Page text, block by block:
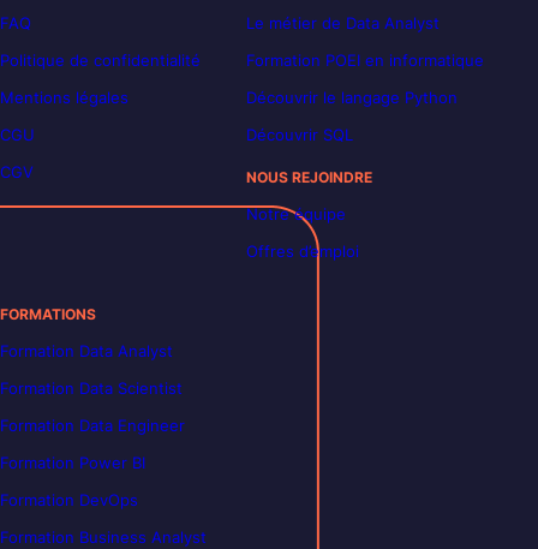
FAQ
Politique de confidentialité
Mentions légales
CGU
CGV
Le métier de Data Analyst
Formation POEI en informatique
Découvrir le langage Python
Découvrir SQL
NOUS REJOINDRE
Notre équipe
Offres d’emploi
FORMATIONS
Formation Data Analyst
Formation Data Scientist
Formation Data Engineer
Formation Power BI
Formation DevOps
Formation Business Analyst